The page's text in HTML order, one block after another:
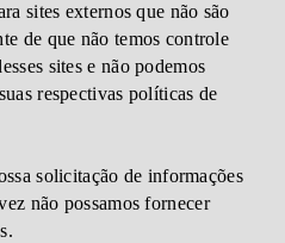
sites externos que não são
de que não temos controle
sites e não podemos
respectivas políticas de
solicitação de informações
não possamos fornecer